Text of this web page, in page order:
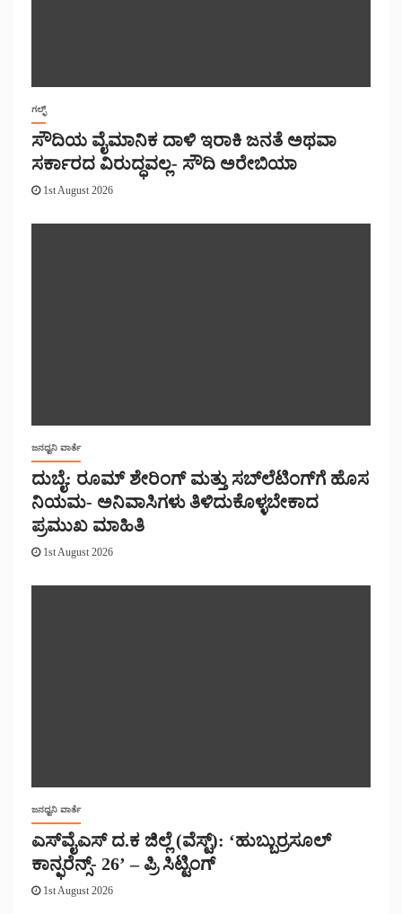
ಗಲ್ಫ್
ಸೌದಿಯ ವೈಮಾನಿಕ ದಾಳಿ ಇರಾಕಿ ಜನತೆ ಅಥವಾ
ಸರ್ಕಾರದ ವಿರುದ್ಧವಲ್ಲ- ಸೌದಿ ಅರೇಬಿಯಾ
1st August 2026
ಜನಧ್ವನಿ ವಾರ್ತೆ
ದುಬೈ: ರೂಮ್ ಶೇರಿಂಗ್ ಮತ್ತು ಸಬ್‌ಲೆಟಿಂಗ್‌ಗೆ ಹೊಸ
ನಿಯಮ- ಅನಿವಾಸಿಗಳು ತಿಳಿದುಕೊಳ್ಳಬೇಕಾದ
ಪ್ರಮುಖ ಮಾಹಿತಿ
1st August 2026
ಜನಧ್ವನಿ ವಾರ್ತೆ
ಎಸ್‌ವೈಎಸ್ ದ.ಕ ಜಿಲ್ಲೆ (ವೆಸ್ಟ್): ‘ಹುಬ್ಬುರ್ರಸೂಲ್
ಕಾನ್ಫರೆನ್ಸ್- 26’ – ಪ್ರಿ ಸಿಟ್ಟಿಂಗ್
1st August 2026